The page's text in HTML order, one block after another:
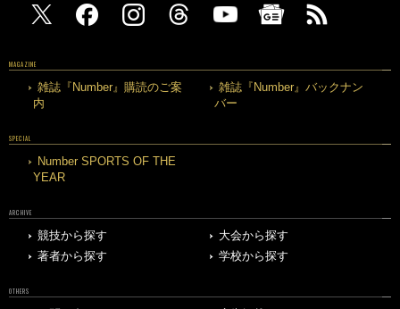
MAGAZINE
雑誌『Number』購読のご案
内
雑誌『Number』バックナン
バー
SPECIAL
Number SPORTS OF THE
YEAR
ARCHIVE
競技から探す
大会から探す
著者から探す
学校から探す
OTHERS